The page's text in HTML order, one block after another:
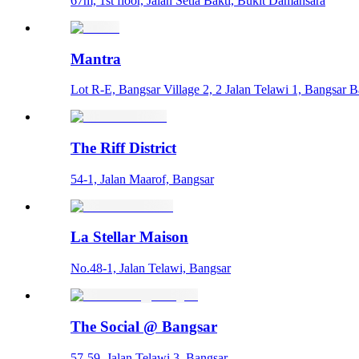
Mantra
Lot R-E, Bangsar Village 2, 2 Jalan Telawi 1, Bangsar
The Riff District
54-1, Jalan Maarof, Bangsar
La Stellar Maison
No.48-1, Jalan Telawi, Bangsar
The Social @ Bangsar